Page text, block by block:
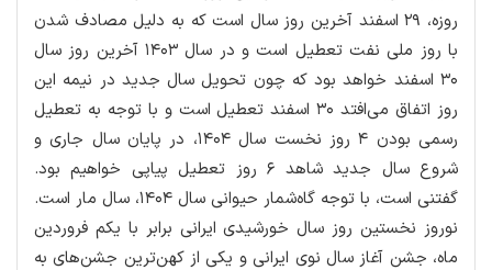
روزه، ۲۹ اسفند آخرین روز سال است که به دلیل مصادف شدن
با روز ملی نفت تعطیل است و در سال ۱۴۰۳ آخرین روز سال
۳۰ اسفند خواهد بود که چون تحویل سال جدید در نیمه این
روز اتفاق می‌افتد ۳۰ اسفند تعطیل است و با توجه به تعطیل
رسمی بودن ۴ روز نخست سال ۱۴۰۴، در پایان سال جاری و
شروع سال جدید شاهد ۶ روز تعطیل پیاپی خواهیم بود.
گفتنی است، با توجه گاه‌شمار حیوانی سال ۱۴۰۴، سال مار است.
نوروز نخستین روز سال خورشیدی ایرانی برابر با یکم فروردین
ماه، جشن آغاز سال نوی ایرانی و یکی از کهن‌ترین جشن‌های به